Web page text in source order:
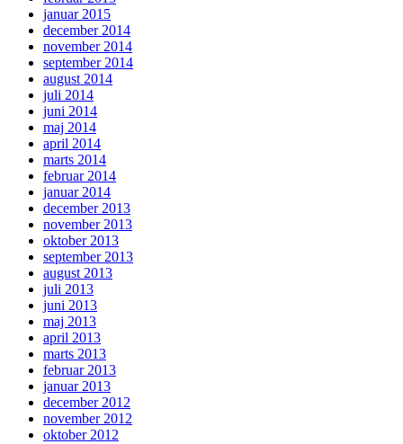
januar 2015
december 2014
november 2014
september 2014
august 2014
juli 2014
juni 2014
maj 2014
april 2014
marts 2014
februar 2014
januar 2014
december 2013
november 2013
oktober 2013
september 2013
august 2013
juli 2013
juni 2013
maj 2013
april 2013
marts 2013
februar 2013
januar 2013
december 2012
november 2012
oktober 2012